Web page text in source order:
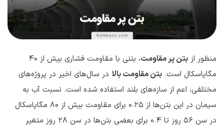
منظور از بتن پر مقاومت
، بتنی با مقاومت فشاری بیش از ۴۰
مگاپاسکال است. بتن مقاومت بالا در سال‌های اخیر در پروژه‌های
مختلفی، اعم از سازه‌های بلند استفاده شده است. نسبت آب به
سیمان در این بتن‌ها از 0.25 برای مقاومت بیش از 80 مگاپاسکال
در سن 56 روز تا 0.4 برای بعضی بتن‌ها در سن 28 روز متغیر